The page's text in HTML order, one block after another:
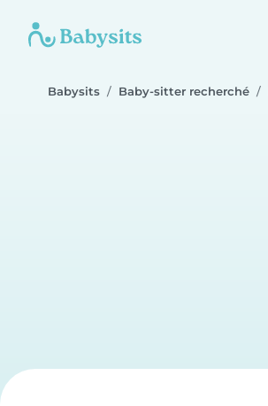
Babysits Baby-sitter recherché